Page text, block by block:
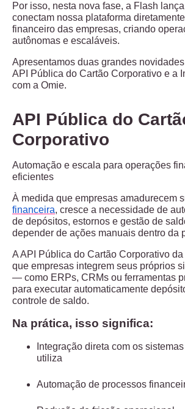
Por isso, nesta nova fase, a Flash
conectam nossa plataforma
financeiro das empresas, criando
autônomas e escaláveis.
Apresentamos duas grandes
API Pública do Cartão Corporativo e a
com a Omie.
API Pública do
Corporativo
Automação e escala para operações
eficientes
À medida que empresas amadurecem
financeira, cresce a necessidade de
de depósitos, estornos e gestão de
depender de ações manuais dentro da
AAPI Pública do Cartão Corporativo da
que empresas integrem seus próprios
— como ERPs, CRMs ou ferramentas
para executar automaticamente
controle de saldo.
Na prática, isso significa:
Integração direta com os
utiliza
Automação de processos